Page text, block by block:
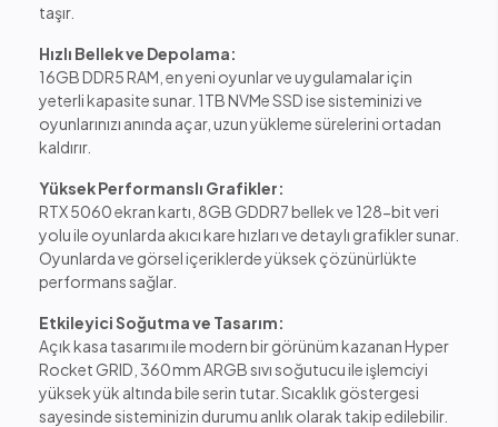
taşır.
Hızlı Bellek ve Depolama:
16GB DDR5 RAM, en yeni oyunlar ve uygulamalar için
yeterli kapasite sunar. 1TB NVMe SSD ise sisteminizi ve
oyunlarınızı anında açar, uzun yükleme sürelerini ortadan
kaldırır.
Yüksek Performanslı Grafikler:
RTX 5060 ekran kartı, 8GB GDDR7 bellek ve 128-bit veri
yolu ile oyunlarda akıcı kare hızları ve detaylı grafikler sunar.
Oyunlarda ve görsel içeriklerde yüksek çözünürlükte
performans sağlar.
Etkileyici Soğutma ve Tasarım:
Açık kasa tasarımı ile modern bir görünüm kazanan Hyper
Rocket GRID, 360 mm ARGB sıvı soğutucu ile işlemciyi
yüksek yük altında bile serin tutar. Sıcaklık göstergesi
sayesinde sisteminizin durumu anlık olarak takip edilebilir.